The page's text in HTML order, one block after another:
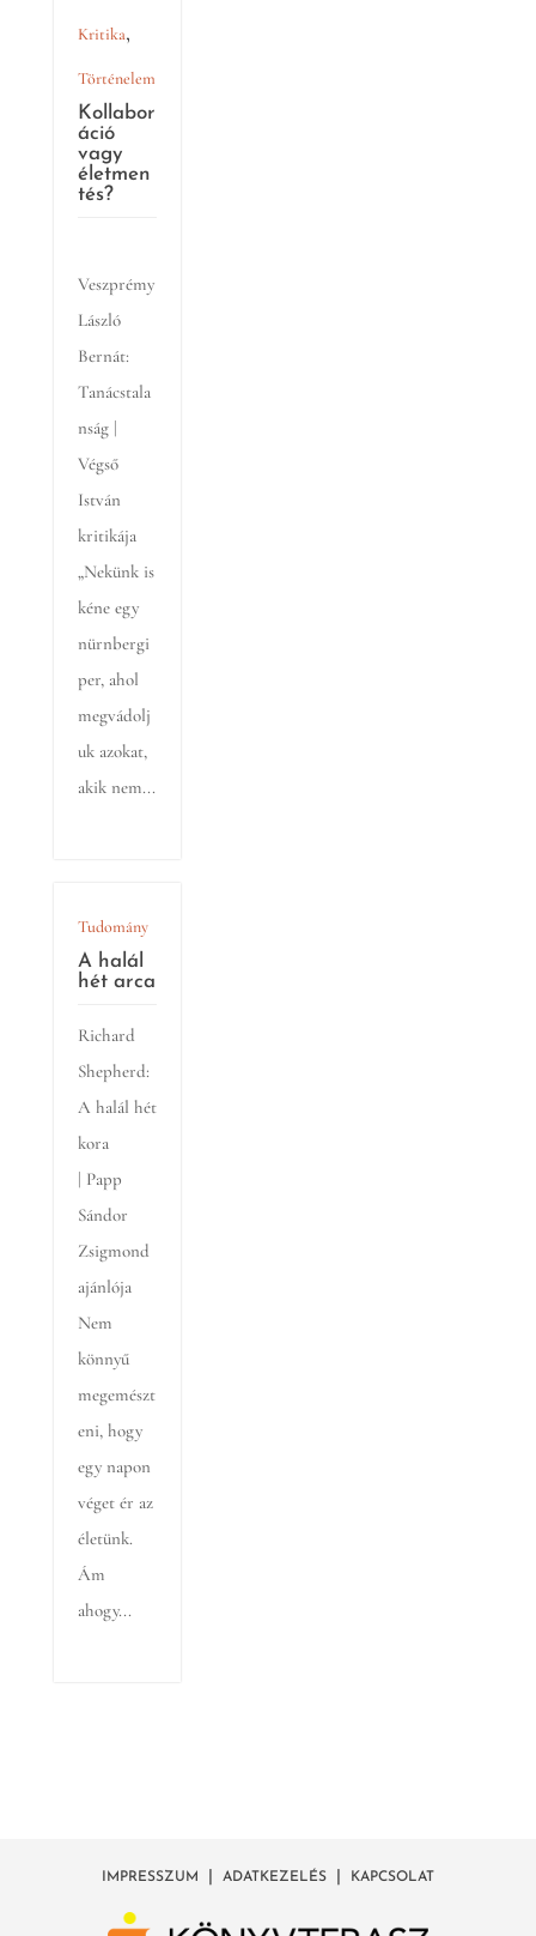
Kritika,
Történelem
Kollabor
áció
vagy
életmen
tés?
Veszprémy
László
Bernát:
Tanácstala
nság |
Végső
István
kritikája
„Nekünk is
kéne egy
nürnbergi
per, ahol
megvádolj
uk azokat,
akik nem...
Tudomány
A halál
hét arca
Richard
Shepherd:
A halál hét
kora
| Papp
Sándor
Zsigmond
ajánlója
Nem
könnyű
megemészt
eni, hogy
egy napon
véget ér az
életünk.
Ám
ahogy...
IMPRESSZUM ADATKEZELÉS| KAPCSOLAT